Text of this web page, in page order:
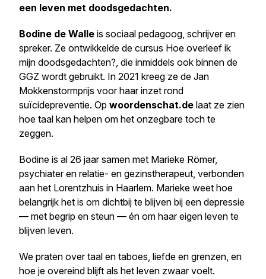
een leven met doodsgedachten.
Bodine de Walle is sociaal pedagoog, schrijver en
spreker. Ze ontwikkelde de cursus Hoe overleef ik
mijn doodsgedachten?, die inmiddels ook binnen de
GGZ wordt gebruikt. In 2021 kreeg ze de Jan
Mokkenstormprijs voor haar inzet rond
suïcidepreventie. Op woordenschat.de laat ze zien
hoe taal kan helpen om het onzegbare toch te
zeggen.
Bodine is al 26 jaar samen met Marieke Römer,
psychiater en relatie- en gezinstherapeut, verbonden
aan het Lorentzhuis in Haarlem. Marieke weet hoe
belangrijk het is om dichtbij te blijven bij een depressie
— met begrip en steun — én om haar eigen leven te
blijven leven.
We praten over taal en taboes, liefde en grenzen, en
hoe je overeind blijft als het leven zwaar voelt.